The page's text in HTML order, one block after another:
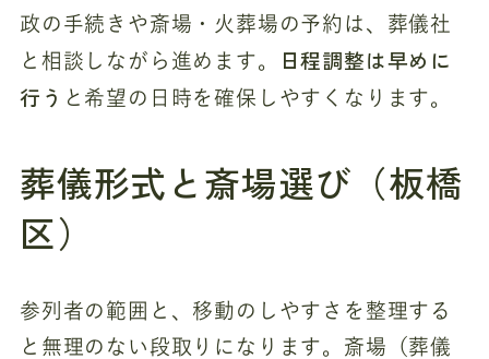
政の手続きや斎場・火葬場の予約は、葬儀社
と相談しながら進めます。
日程調整は早めに
行う と希望の日時を確保しやすくなります。
葬儀形式と斎場選び（板橋
区）
参列者の範囲と、移動のしやすさを整理する
と無理のない段取りになります。斎場（葬儀